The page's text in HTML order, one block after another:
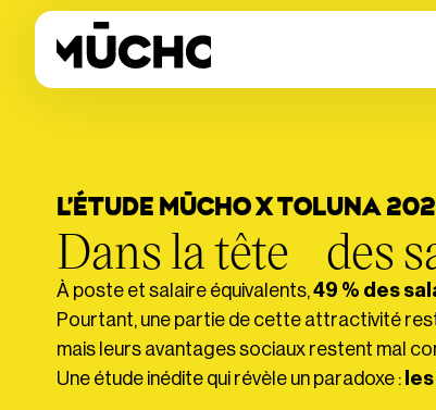
L’ÉTUDE MŪCHO X TOLUNA
Dans la tête des
À poste et salaire équivalents,49 % des
Pourtant, une partie de cette attractivité
mais leurs avantages sociaux restent mal
Une étude inédite qui révèle un paradoxe :